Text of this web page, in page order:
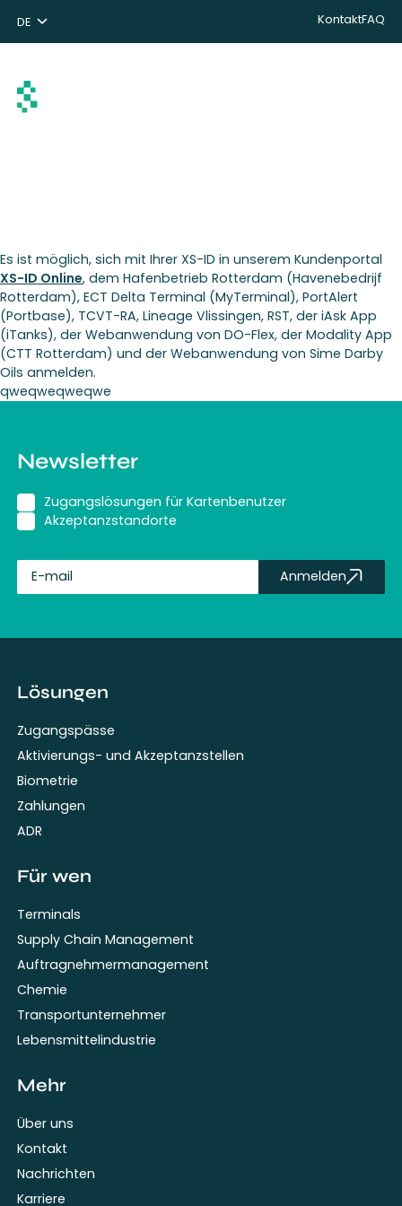
DE
NL
ENG
KontaktFAQ
Es ist möglich, sich mit Ihrer XS-ID in unserem Kundenportal
XS-ID Online, dem Hafenbetrieb Rotterdam (Havenebedrijf
Rotterdam), ECT Delta Terminal (MyTerminal), PortAlert
(Portbase), TCVT-RA, Lineage Vlissingen, RST, der iAsk App
(iTanks), der Webanwendung von DO-Flex, der Modality App
(CTT Rotterdam) und der Webanwendung von Sime Darby
Oils anmelden.
qweqweqweqwe
Newsletter
Zugangslösungen für Kartenbenutzer
Akzeptanzstandorte
Anmelden
Lösungen
Zugangspässe
Aktivierungs- und Akzeptanzstellen
Biometrie
Zahlungen
ADR
Für wen
Terminals
Supply Chain Management
Auftragnehmermanagement
Chemie
Transportunternehmer
Lebensmittelindustrie
Mehr
Über uns
Kontakt
Nachrichten
Karriere